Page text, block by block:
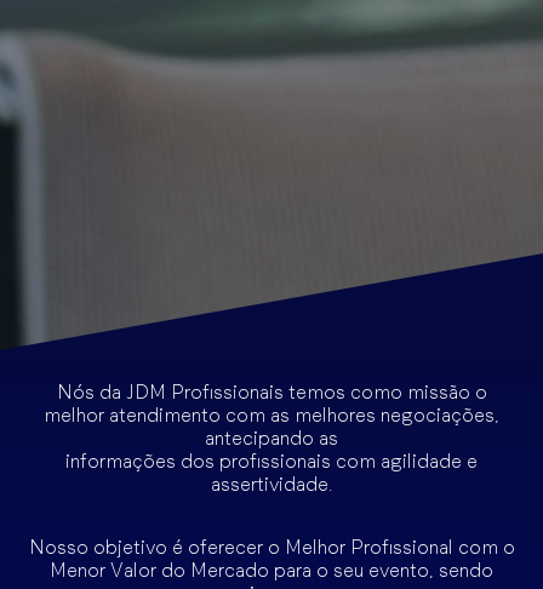
Nós da JDM Profissionais temos como missão o
melhor atendimento com as melhores negociações,
antecipando as
informações dos profissionais com agilidade e
assertividade.
Nosso objetivo é oferecer o Melhor Profissional com o
Menor Valor do Mercado para o seu evento, sendo